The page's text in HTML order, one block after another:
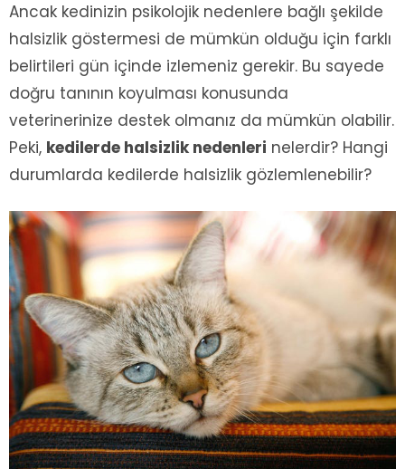
Ancak kedinizin psikolojik nedenlere bağlı şekilde
halsizlik göstermesi de mümkün olduğu için farklı
belirtileri gün içinde izlemeniz gerekir. Bu sayede
doğru tanının koyulması konusunda
veterinerinize destek olmanız da mümkün olabilir.
Peki, kedilerde halsizlik nedenleri nelerdir? Hangi
durumlarda kedilerde halsizlik gözlemlenebilir?